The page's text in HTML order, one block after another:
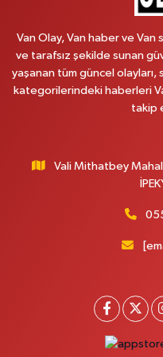
CUMHURİYET MAH.KONAK
0 (530) 442 24 65 Yol
Yiğit Eczanesi
SERHAT MAHALLESİ
ECIVILCOCUKMAGAZASIKARSISI
0 (542) 384 45 20 Yol
Van Olay, Van haber ve Van
ve tarafsız şekilde sunan
yaşanan tüm güncel
kategorilerindeki haberleri
takip
Vali Mithatbey